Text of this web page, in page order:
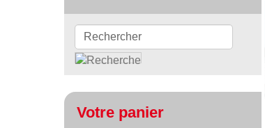
Votre panier